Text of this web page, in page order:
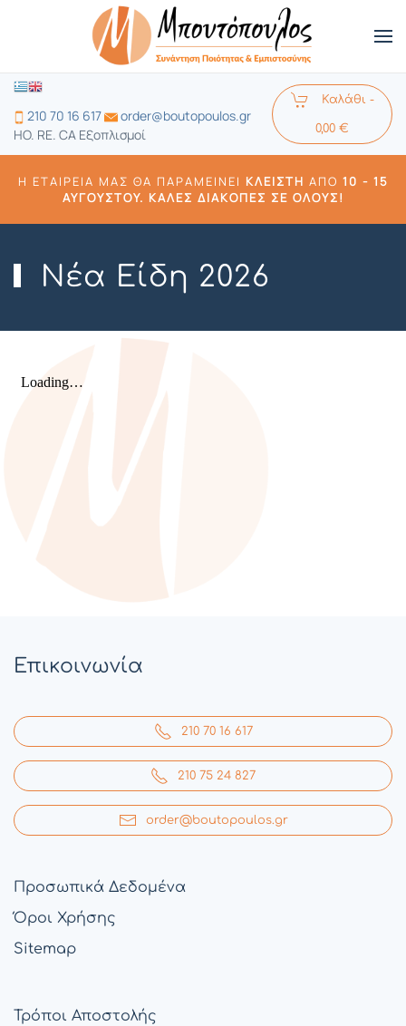
210 70 16 617
order@boutopoulos.gr
HO. RE. CA Εξοπλισμοί
Καλάθι -
0,00 €
Η ΕΤΑΙΡΕΊΑ ΜΑΣ ΘΑ ΠΑΡΑΜΕΊΝΕΙ ΚΛΕΙΣΤΉ ΑΠΌ 10 - 15
ΑΥΓΟΎΣΤΟΥ. ΚΑΛΈΣ ΔΙΑΚΟΠΈΣ ΣΕ ΌΛΟΥΣ!
Νέα Είδη 2026
Επικοινωνία
210 70 16 617
210 75 24 827
order@boutopoulos.gr
Προσωπικά Δεδομένα
Όροι Χρήσης
Sitemap
Τρόποι Αποστολής